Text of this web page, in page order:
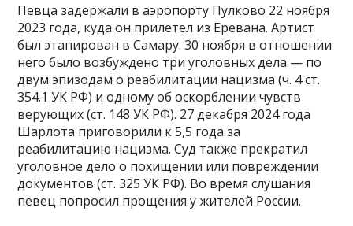
Певца задержали в аэропорту Пулково 22 ноября
2023 года, куда он прилетел из Еревана. Артист
был этапирован в Самару. 30 ноября в отношении
него было возбуждено три уголовных дела — по
двум эпизодам о реабилитации нацизма (ч. 4 ст.
354.1 УК РФ) и одному об оскорблении чувств
верующих (ст. 148 УК РФ). 27 декабря 2024 года
Шарлота приговорили к 5,5 года за
реабилитацию нацизма. Суд также прекратил
уголовное дело о похищении или повреждении
документов (ст. 325 УК РФ). Во время слушания
певец попросил прощения у жителей России.